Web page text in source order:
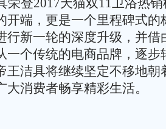
荣登2017天猫双11卫浴热
开端，更是一个里程碑式
行新一轮的深度升级，并借
一个传统的电商品牌，逐步
王洁具将继续坚定不移地朝
消费者畅享精彩生活。